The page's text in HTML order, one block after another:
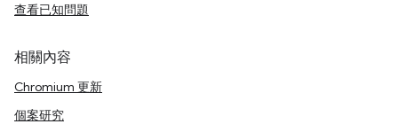
查看已知問題
相關內容
Chromium 更新
個案研究